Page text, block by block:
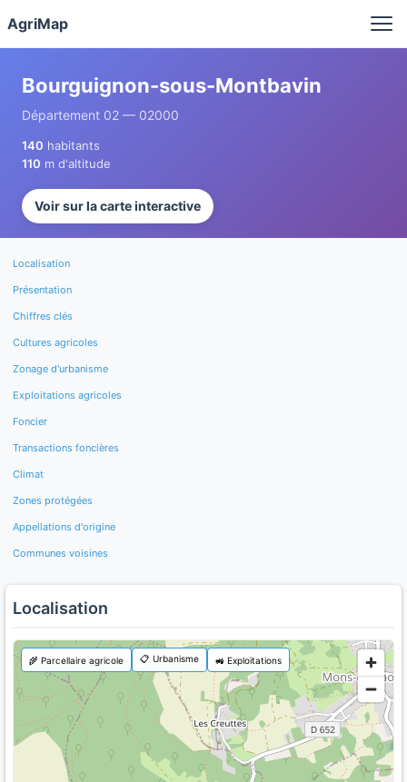
AgriMap
Bourguignon-sous-Montbavin
Département 02 — 02000
140 habitants
110 m d'altitude
Voir sur la carte interactive
Localisation
Présentation
Chiffres clés
Cultures agricoles
Zonage d'urbanisme
Exploitations agricoles
Foncier
Transactions foncières
Climat
Zones protégées
Appellations d'origine
Communes voisines
Localisation
🌾 Parcellaire agricole 📋 Urbanisme 🚜 Exploitations